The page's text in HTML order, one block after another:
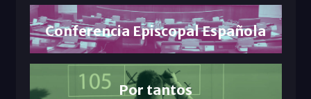
Conferencia Episcopal Española
Por tantos